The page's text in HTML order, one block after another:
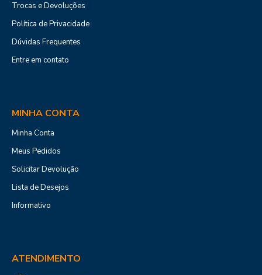
Trocas e Devoluções
Política de Privacidade
Dúvidas Frequentes
Entre em contato
MINHA CONTA
Minha Conta
Meus Pedidos
Solicitar Devolução
Lista de Desejos
Informativo
ATENDIMENTO